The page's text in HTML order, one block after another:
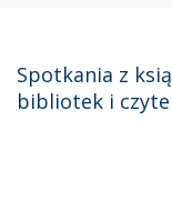
Spotkania z
bibliotek i